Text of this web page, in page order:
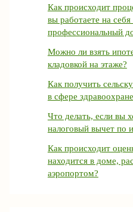
Как происходит
вы работаете на себя
профессиональный
Можно ли взять
кладовкой на этаже?
Как получить
в сфере
Что делать, если вы
налоговый вычет по
Как происходит
находится в доме,
аэропортом?